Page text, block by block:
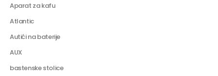
Aparat za kafu
Atlantic
Autići na baterije
AUX
bastenske stolice